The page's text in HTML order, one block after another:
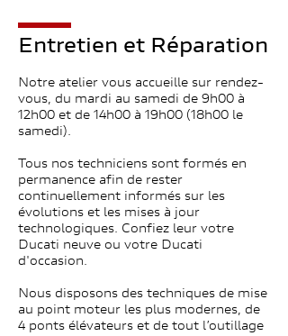
Entretien et Réparation
Notre atelier vous accueille sur rendez-
vous, du mardi au samedi de 9h00 à
12h00 et de 14h00 à 19h00 (18h00 le
samedi).
Tous nos techniciens sont formés en
permanence afin de rester
continuellement informés sur les
évolutions et les mises à jour
technologiques. Confiez leur votre
Ducati neuve ou votre Ducati
d'occasion.
Nous disposons des techniques de mise
au point moteur les plus modernes, de
4 ponts élévateurs et de tout l’outillage